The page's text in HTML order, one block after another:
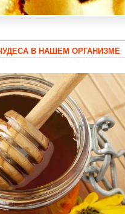
В НАШЕМ ОРГАНИЗМЕ